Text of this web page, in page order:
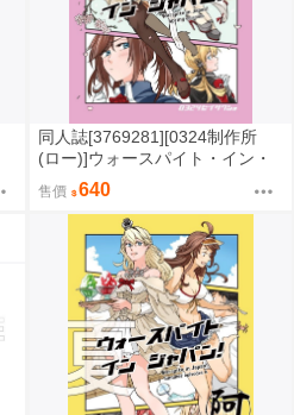
同人誌[3769281][0324制作所
(ロー)]ウォースパイト・イン・
ジャパン春 (艦隊收藏)
售價 640